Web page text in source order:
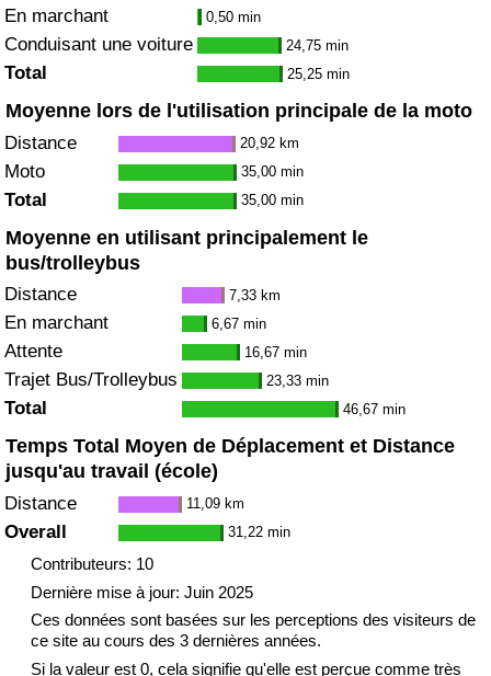
En marchant 0,50 min
Conduisant une voiture 24,75 min
Total 25,25 min
Moyenne lors de l'utilisation principale de la moto
Distance 20,92 km
Moto 35,00 min
Total 35,00 min
Moyenne en utilisant principalement le
bus/trolleybus
Distance 7,33 km
En marchant 6,67 min
Attente 16,67 min
Trajet Bus/Trolleybus 23,33 min
Total 46,67 min
Temps Total Moyen de Déplacement et Distance
jusqu'au travail (école)
Distance 11,09 km
Overall 31,22 min
Contributeurs: 10
Dernière mise à jour: Juin 2025
Ces données sont basées sur les perceptions des visiteurs de
ce site au cours des 3 dernières années.
Si la valeur est 0, cela signifie qu'elle est perçue comme très